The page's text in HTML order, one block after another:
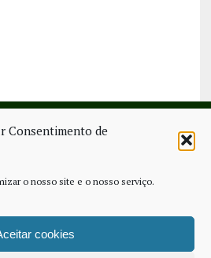
Consentimento de
o nosso site e o nosso serviço.
cookies
EDITORIAL
CONTACTE-NOS